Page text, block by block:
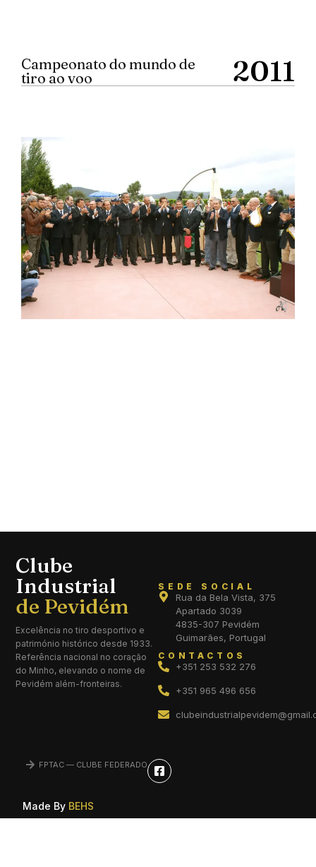
Campeonato do mundo de
tiro ao voo
2011
FPTAC — CLUBE FEDERADO
Made By BEHS
Clube
Industrial
Excelência no tiro desportivo e
património histórico desde 1933.
Referência nacional no coração
do Minho, elevando o nome de
Pevidém além-fronteiras.
SEDE SOCIAL
Rua da Bela Vista, 375
Apartado 3039
4835-307 Pevidém
Guimarães, Portugal
CONTACTOS
+351 253 532 276
+351 965 496 656